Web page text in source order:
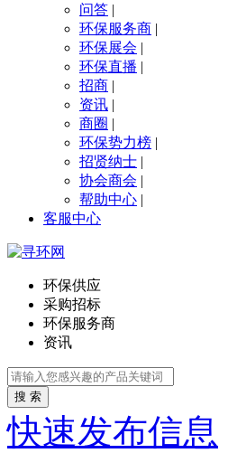
问答 |
环保服务商 |
环保展会 |
环保直播 |
招商 |
资讯 |
商圈 |
环保势力榜 |
招贤纳士 |
协会商会 |
帮助中心 |
客服中心
环保供应
采购招标
环保服务商
资讯
搜 索
快速发布信息